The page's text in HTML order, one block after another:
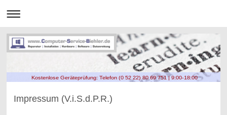
Kostenlose Geräteprüfung: Telefon (0 52 22) 80 69 751 | 9:00-18:00
Impressum (V.i.S.d.P.R.)